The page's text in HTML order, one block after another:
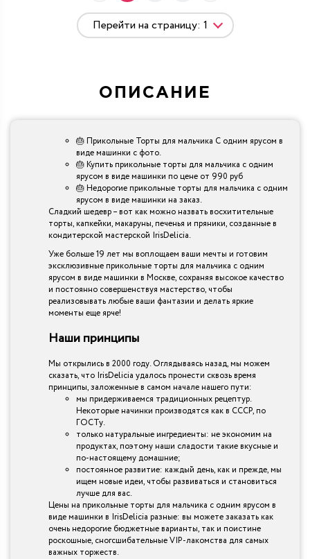
ОПИСАНИЕ
🎂 Прикольные Торты для мальчика С одним ярусом в
виде машинки с фото.
🎂 Купить прикольные торты для мальчика с одним
ярусом в виде машинки по цене от 990 руб
🎂 Недорогие прикольные торты для мальчика с одним
ярусом в виде машинки на заказ.
Сладкий шедевр – вот как можно назвать восхитительные
торты, капкейки, макаруны, печенья и пряники, созданные в
кондитерской мастерской IrisDelicia.
Уже больше 19 лет мы воплощаем ваши мечты и готовим
эксклюзивные прикольные торты для мальчика с одним
ярусом в виде машинки в Москве, сохраняя высокое качество
и постоянно совершенствуя мастерство, чтобы
реализовывать любые ваши фантазии и делать яркие
моменты еще ярче!
Наши принципы
Мы открылись в 2000 году. Оглядываясь назад, мы можем
сказать, что IrisDelicia удалось пронести сквозь время
принципы, заложенные в самом начале нашего пути:
мы придерживаемся традиционных рецептур.
Некоторые начинки производятся как в СССР, по
ГОСТу.
только натуральные ингредиенты: не экономим на
продуктах, поэтому наши сладости такие вкусные и
по-настоящему домашние;
постоянное развитие: каждый день, как и прежде, мы
ищем новые идеи, чтобы развиваться и становиться
лучше для вас.
Цены на прикольные торты для мальчика с одним ярусом в
виде машинки в IrisDelicia разные: вы можете заказать как
очень недорогие бюджетные варианты, так и поистине
роскошные, сногсшибательные VIP-лакомства для самых
важных торжеств.